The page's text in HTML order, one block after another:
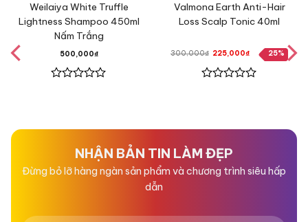
Weilaiya White Truffle
Lightness Shampoo 450ml
Nấm Trắng
500,000₫
5
Valmona Earth Anti-Hair
Loss Scalp Tonic 40ml
300,000₫ Giá
gốc
300,000₫.
225,000₫Giá
hiện
là:
225,000₫.
25%
5
NHẬN BẢN TIN LÀM ĐẸP
Đừng bỏ lỡ hàng ngàn sản phẩm và chương trình siêu hấp
dẫn